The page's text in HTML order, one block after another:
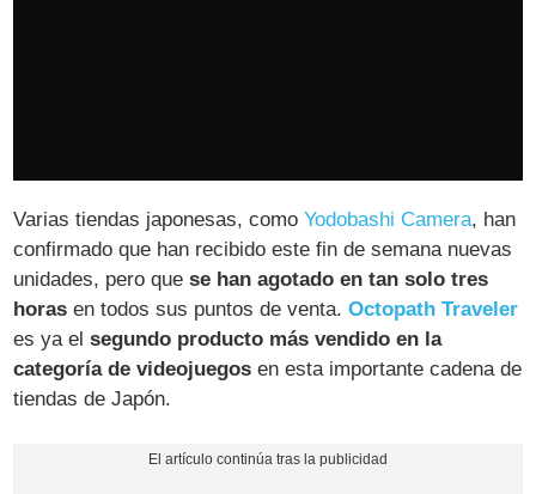
Varias tiendas japonesas, comoYodobashi Camera, han
confirmado que han recibido este fin de semana nuevas
unidades, pero quese han agotado en tan solo tres
horas en todos sus puntos de venta.Octopath Traveler
es ya elsegundo producto más vendido en la
categoría de videojuegos en esta importante cadena de
tiendas de Japón.